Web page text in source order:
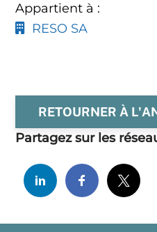
Appartient à :
RESO SA
RETOURNER À
Partagez sur les